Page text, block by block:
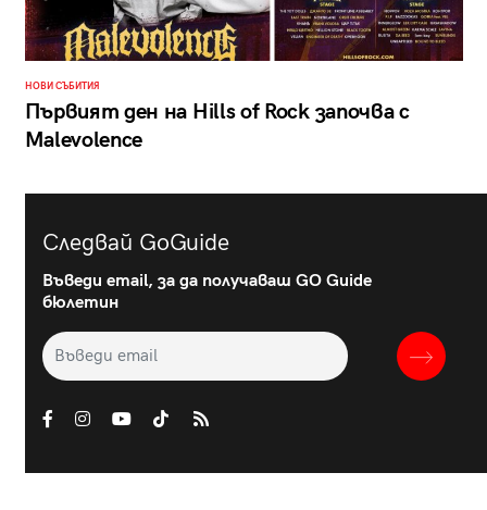
НОВИ СЪБИТИЯ
Първият ден на Hills of Rock започва с
Malevolence
Следвай GoGuide
Въведи email, за да получаваш GO Guide
бюлетин